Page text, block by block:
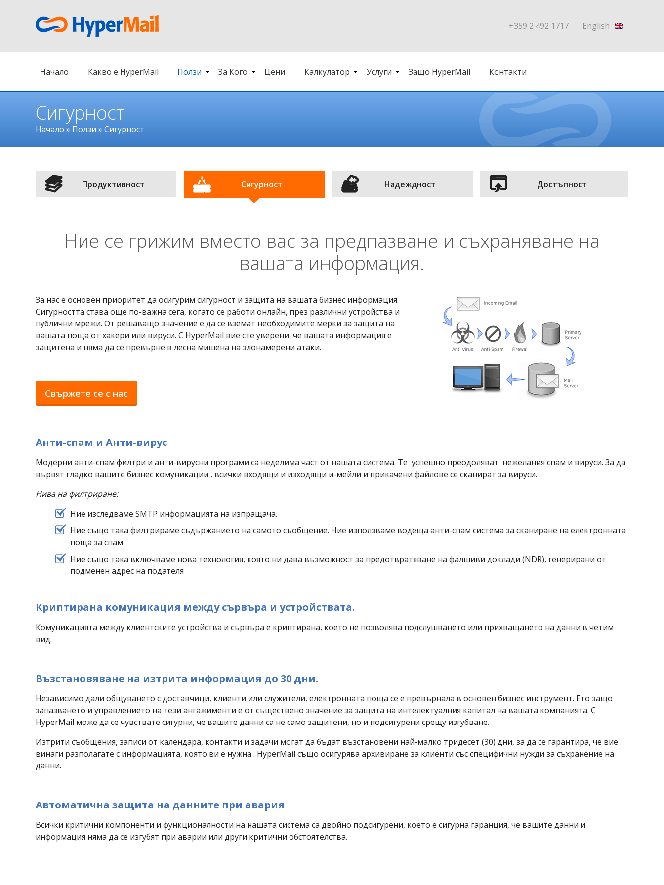
+359 2 492 1717
English
Начало Какво е HyperMail Ползи За Кого Цени Калкулатор Услуги Защо HyperMail Контакти
Сигурност
Начало » Ползи » Сигурност
Продуктивност Сигурност Надеждност Достъпност
Ние се грижим вместо вас за предпазване и съхраняване на
вашата информация.
За нас е основен приоритет да осигурим сигурност и защита на вашата бизнес информация.
Сигурността става още по-важна сега, когато се работи онлайн, през различни устройства и
публични мрежи. От решаващо значение е да се вземат необходимите мерки за защита на
вашата поща от хакери или вируси. С HyperMail вие сте уверени, че вашата информация е
защитена и няма да се превърне в лесна мишена на злонамерени атаки.
Свържете се с нас
Анти-спам и Анти-вирус
Модерни анти-спам филтри и анти-вирусни програми са неделима част от нашата система. Те успешно преодоляват нежелания спам и вируси. За да
вървят гладко вашите бизнес комуникации , всички входящи и изходящи и-мейли и прикачени файлове се сканират за вируси.
Нива на филтриране:
Ние изследваме SMTP информацията на изпращача.
Ние също така филтрираме съдържанието на самото съобщение. Ние използваме водеща анти-спам система за сканиране на електронната
поща за спам
Ние също така включваме нова технология, която ни дава възможност за предотвратяване на фалшиви доклади (NDR), генерирани от
подменен адрес на подателя
Криптирана комуникация между сървъра и устройствата.
Комуникацията между клиентските устройства и сървъра е криптирана, което не позволява подслушването или прихващането на данни в четим
вид.
Възстановяване на изтрита информация до 30 дни.
Независимо дали общуването с доставчици, клиенти или служители, електронната поща се е превърнала в основен бизнес инструмент. Ето защо
запазването и управлението на тези ангажименти е от съществено значение за защита на интелектуалния капитал на вашата компанията. С
HyperMail може да се чувствате сигурни, че вашите данни са не само защитени, но и подсигурени срещу изгубване.
Изтрити съобщения, записи от календара, контакти и задачи могат да бъдат възстановени най-малко тридесет (30) дни, за да се гарантира, че вие
винаги разполагате с информацията, която ви е нужна . HyperMail също осигурява архивиране за клиенти със специфични нужди за съхранение на
данни.
Автоматична защита на данните при авария
Всички критични компоненти и функционалности на нашата система са двойно подсигурени, което е сигурна гаранция, че вашите данни и
информация няма да се изгубят при аварии или други критични обстоятелства.